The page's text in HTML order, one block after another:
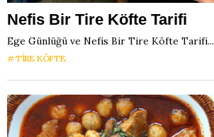
Nefis Bir Tire Köfte Tarifi
Ege Günlüğü ve Nefis Bir Tire Köfte Tarifi...
TIRE KÖFTE